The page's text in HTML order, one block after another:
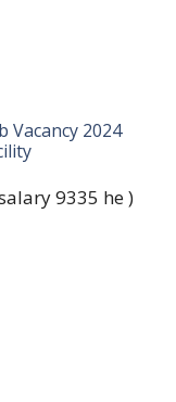
Vacancy 2024
9335 he )